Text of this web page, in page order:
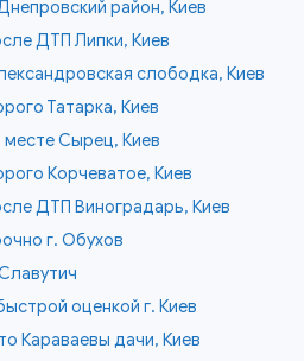
район, Киев
ДТП Липки, Киев
слободка, Киев
Татарка, Киев
месте Сырец, Киев
Корчеватое, Киев
ДТП Виноградарь, Киев
г. Обухов
оценкой г. Киев
Караваевы дачи, Киев